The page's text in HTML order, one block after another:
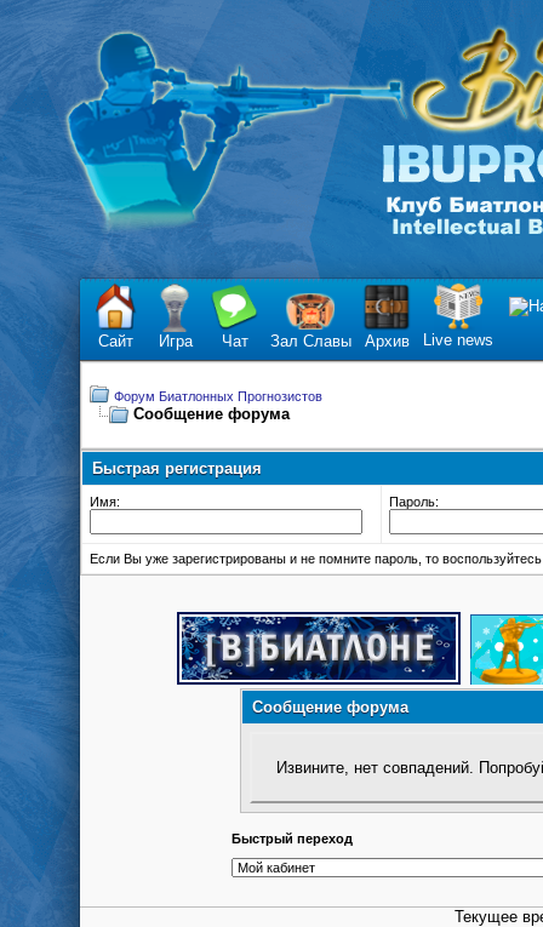
Сайт Игра Чат Зал Славы Архив Live news
Форум Биатлонных Прогнозистов
Сообщение форума
Быстрая регистрация
Имя: Пароль:
Если Вы уже зарегистрированы и не помните пароль, то
Сообщение форума
Извините, нет совпадений.
Быстрый переход
Текущее